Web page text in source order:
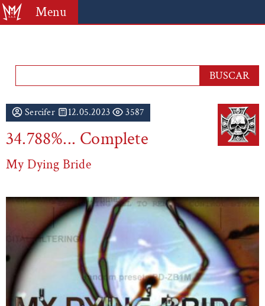
Menu
Sercifer 12.05.2023 3587
34.788%... Complete
My Dying Bride